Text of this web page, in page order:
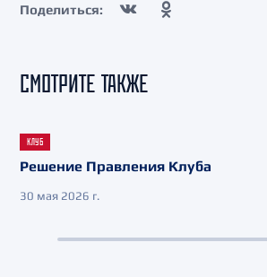
Поделиться:
СМОТРИТЕ ТАКЖЕ
КЛУБ
Решение Правления Клуба
30 мая 2026 г.